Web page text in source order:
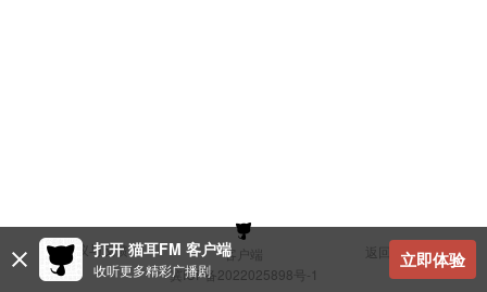
建议与反馈 客户端
返回顶部
冀ICP备2022025898号-1
打开 猫耳FM 客户端
收听更多精彩广播剧 立即体验